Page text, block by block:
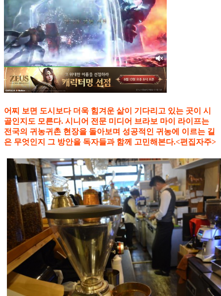
어찌 보면 도시보다 더욱 힘겨운 삶이 기다리고 있는 곳이 시
골인지도 모른다. 시니어 전문 미디어 브라보 마이 라이프는
전국의 귀농귀촌 현장을 돌아보며 성공적인 귀농에 이르는 길
은 무엇인지 그 방안을 독자들과 함께 고민해본다.<편집자주>